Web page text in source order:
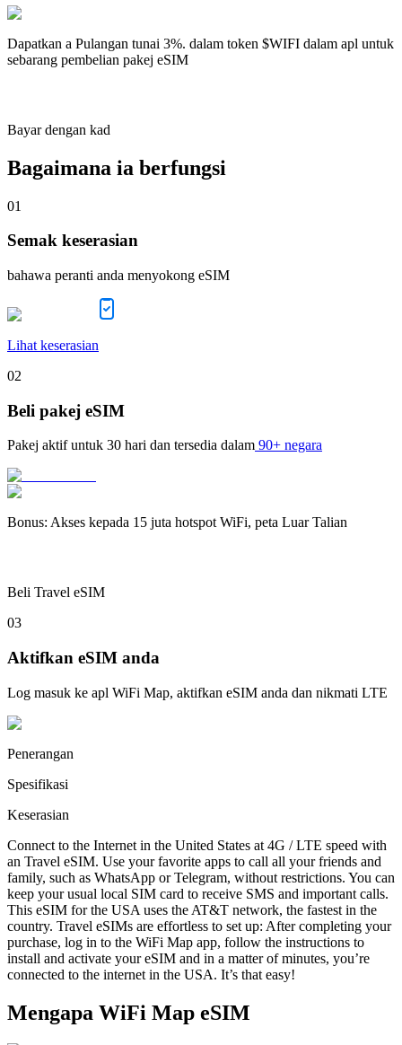
Dapatkan a Pulangan tunai 3%. dalam token $WIFI dalam apl untuk
sebarang pembelian pakej eSIM
Bayar dengan kad
Bagaimana ia berfungsi
01
Semak keserasian
bahawa peranti anda menyokong eSIM
Lihat keserasian
02
Beli pakej eSIM
Pakej aktif untuk 30 hari dan tersedia dalam 90+ negara
Bonus: Akses kepada 15 juta hotspot WiFi, peta Luar Talian
Beli Travel eSIM
03
Aktifkan eSIM anda
Log masuk ke apl WiFi Map, aktifkan eSIM anda dan nikmati LTE
Penerangan
Spesifikasi
Keserasian
Connect to the Internet in the United States at 4G / LTE speed with
an Travel eSIM. Use your favorite apps to call all your friends and
family, such as WhatsApp or Telegram, without restrictions. You can
keep your usual local SIM card to receive SMS and important calls.
This eSIM for the USA uses the AT&T network, the fastest in the
country. Travel eSIMs are effortless to set up: After completing your
purchase, log in to the WiFi Map app, follow the instructions to
install and activate your eSIM and in a matter of minutes, you’re
connected to the internet in the USA. It’s that easy!
Mengapa WiFi Map eSIM